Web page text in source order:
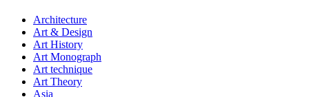
Architecture
Art & Design
Art History
Art Monograph
Art technique
Art Theory
Asia